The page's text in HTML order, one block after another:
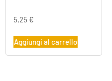
5,25 €
Aggiungi al carrello